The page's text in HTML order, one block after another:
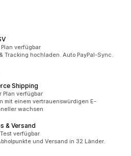
verfügbar
Tracking hochladen. Auto PayPal-Sync.
Shipping
Plan verfügbar
mit einem vertrauenswürdigen E-
wachsen
& Versand
verfügbar
und Versand in 32 Länder.